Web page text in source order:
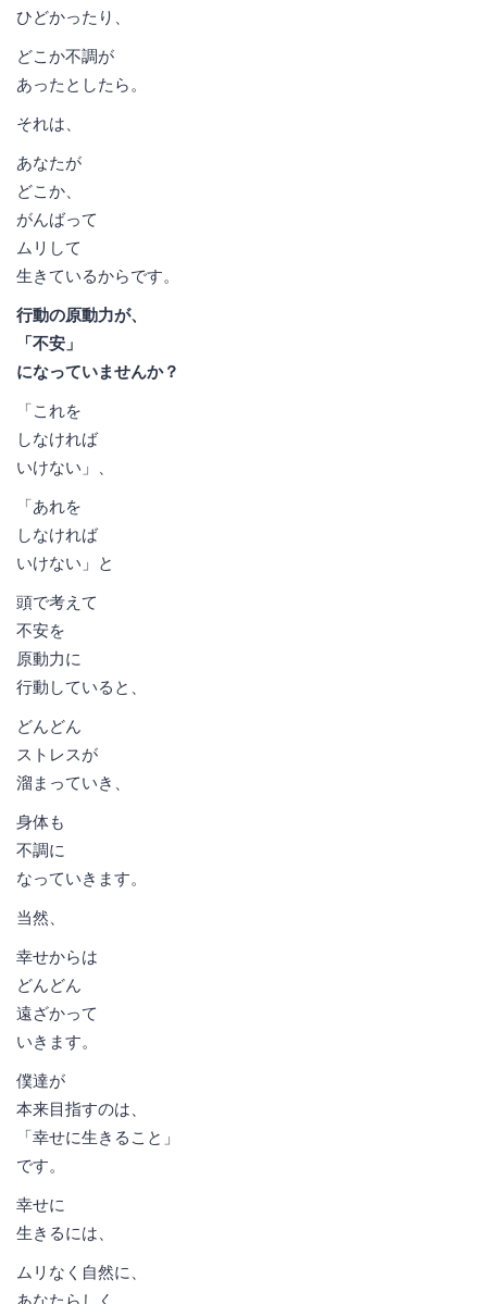
ひどかったり、
どこか不調が
あったとしたら。
それは、
あなたが
どこか、
がんばって
ムリして
生きているからです。
行動の原動力が、
「不安」
になっていませんか？
「これを
しなければ
いけない」、
「あれを
しなければ
いけない」と
頭で考えて
不安を
原動力に
行動していると、
どんどん
ストレスが
溜まっていき、
身体も
不調に
なっていきます。
当然、
幸せからは
どんどん
遠ざかって
いきます。
僕達が
本来目指すのは、
「幸せに生きること」
です。
幸せに
生きるには、
ムリなく自然に、
あなたらしく